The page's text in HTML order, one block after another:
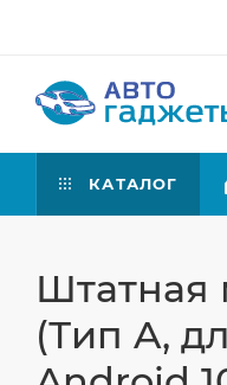
КАТАЛОГ
Штатная
(Тип A,